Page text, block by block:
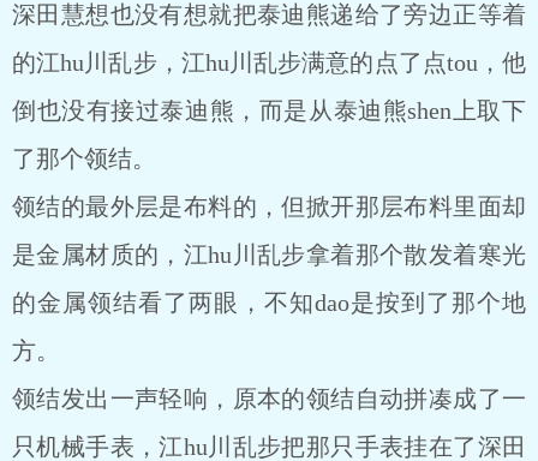
深田慧想也没有想就把泰迪熊递给了旁边正等着
的江hu川乱步，江hu川乱步满意的点了点tou，他
倒也没有接过泰迪熊，而是从泰迪熊shen上取下
了那个领结。
领结的最外层是布料的，但掀开那层布料里面却
是金属材质的，江hu川乱步拿着那个散发着寒光
的金属领结看了两眼，不知dao是按到了那个地
方。
领结发出一声轻响，原本的领结自动拼凑成了一
只机械手表，江hu川乱步把那只手表挂在了深田